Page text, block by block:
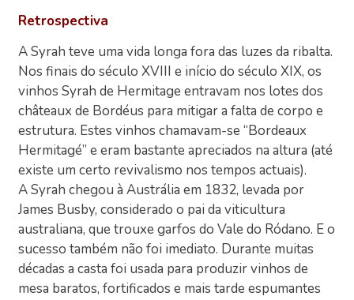
Retrospectiva
A Syrah teve uma vida longa fora das luzes da ribalta.
Nos finais do século XVIII e início do século XIX, os
vinhos Syrah de Hermitage entravam nos lotes dos
châteaux de Bordéus para mitigar a falta de corpo e
estrutura. Estes vinhos chamavam-se “Bordeaux
Hermitagé” e eram bastante apreciados na altura (até
existe um certo revivalismo nos tempos actuais).
A Syrah chegou à Austrália em 1832, levada por
James Busby, considerado o pai da viticultura
australiana, que trouxe garfos do Vale do Ródano. E o
sucesso também não foi imediato. Durante muitas
décadas a casta foi usada para produzir vinhos de
mesa baratos, fortificados e mais tarde espumantes